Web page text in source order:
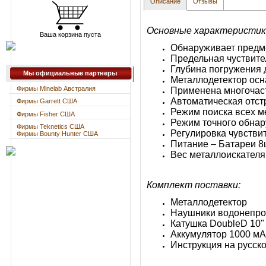
Ваша корзина пуста
Мы официальные партнеры
Фирмы Minelab Австралия
Фирмы Garrett США
Фирмы Fisher США
Фирмы Teknetics США
Фирмы Bounty Hunter США
Основные
Обнаруживает
Предельная
Глубина погружения
Металлодетектор
Применена
Автоматическая
Режим поиска всех
Режим точного
Регулировка
Питание – Батареи
Вес
Комплект поставки:
Металлодетектор
Наушники
Катушка DoubleD
Аккумулятор 1000
Инструкция на